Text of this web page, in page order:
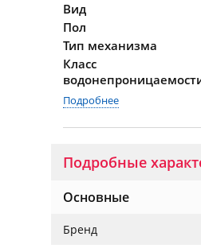
Вид
Пол
Тип механизма
Класс
Подробнее
Подробные
Основные
Бренд